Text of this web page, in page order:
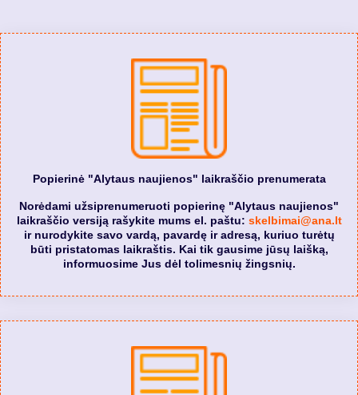
Popierinė "Alytaus naujienos" laikraščio prenumerata
Norėdami užsiprenumeruoti popierinę "Alytaus naujienos"
laikraščio versiją rašykite mums el. paštu: skelbimai@ana.lt
ir nurodykite savo vardą, pavardę ir adresą, kuriuo turėtų
būti pristatomas laikraštis. Kai tik gausime jūsų laišką,
informuosime Jus dėl tolimesnių žingsnių.